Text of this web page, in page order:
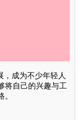
成为不少年轻人
将自己的兴趣与工